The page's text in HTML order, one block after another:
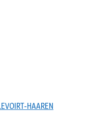
HAAREN